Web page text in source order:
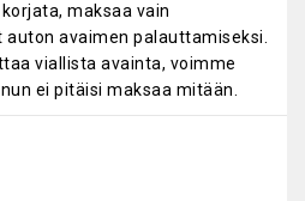
maksaa vain
avaimen palauttamiseksi.
viallista avainta, voimme
ei pitäisi maksaa mitään.